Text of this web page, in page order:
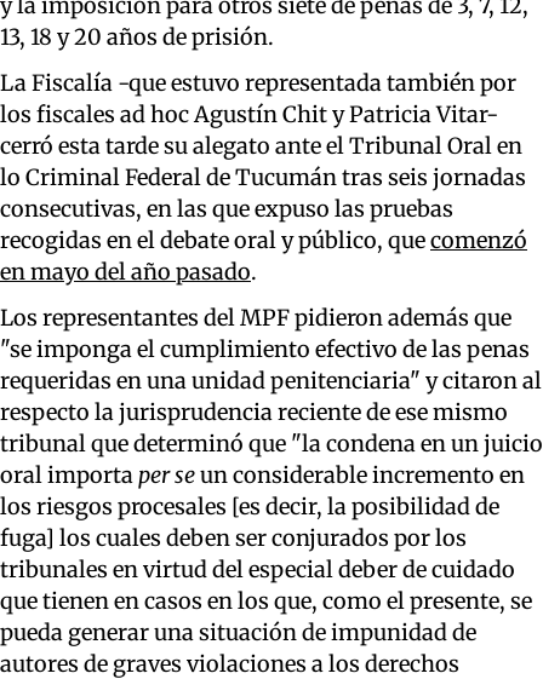
13, 18 y 20 años de prisión.
La Fiscalía -que estuvo representada también por
los fiscales ad hoc Agustín Chit y Patricia Vitar-
cerró esta tarde su alegato ante el Tribunal Oral en
lo Criminal Federal de Tucumán tras seis jornadas
consecutivas, en las que expuso las pruebas
recogidas en el debate oral y público, quecomenzó
en mayo del año pasado.
Los representantes del MPF pidieron además que
"se imponga el cumplimiento efectivo de las penas
requeridas en una unidad penitenciaria" y citaron al
respecto la jurisprudencia reciente de ese mismo
tribunal que determinó que "la condena en un juicio
oral importa per seun considerable incremento en
los riesgos procesales [es decir, la posibilidad de
fuga] los cuales deben ser conjurados por los
tribunales en virtud del especial deber de cuidado
que tienen en casos en los que, como el presente, se
pueda generar una situación de impunidad de
autores de graves violaciones a los derechos